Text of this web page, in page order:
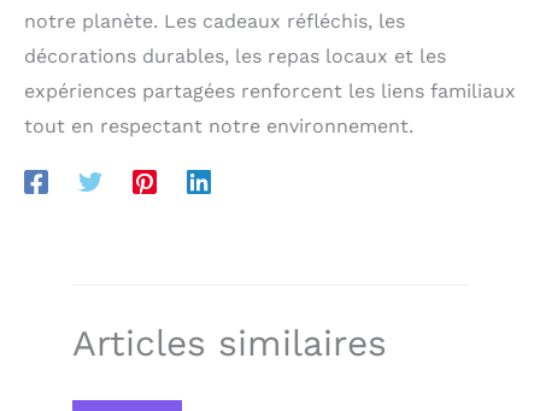
notre planète. Les cadeaux réfléchis, les
décorations durables, les repas locaux et les
expériences partagées renforcent les liens familiaux
tout en respectant notre environnement.
Articles similaires